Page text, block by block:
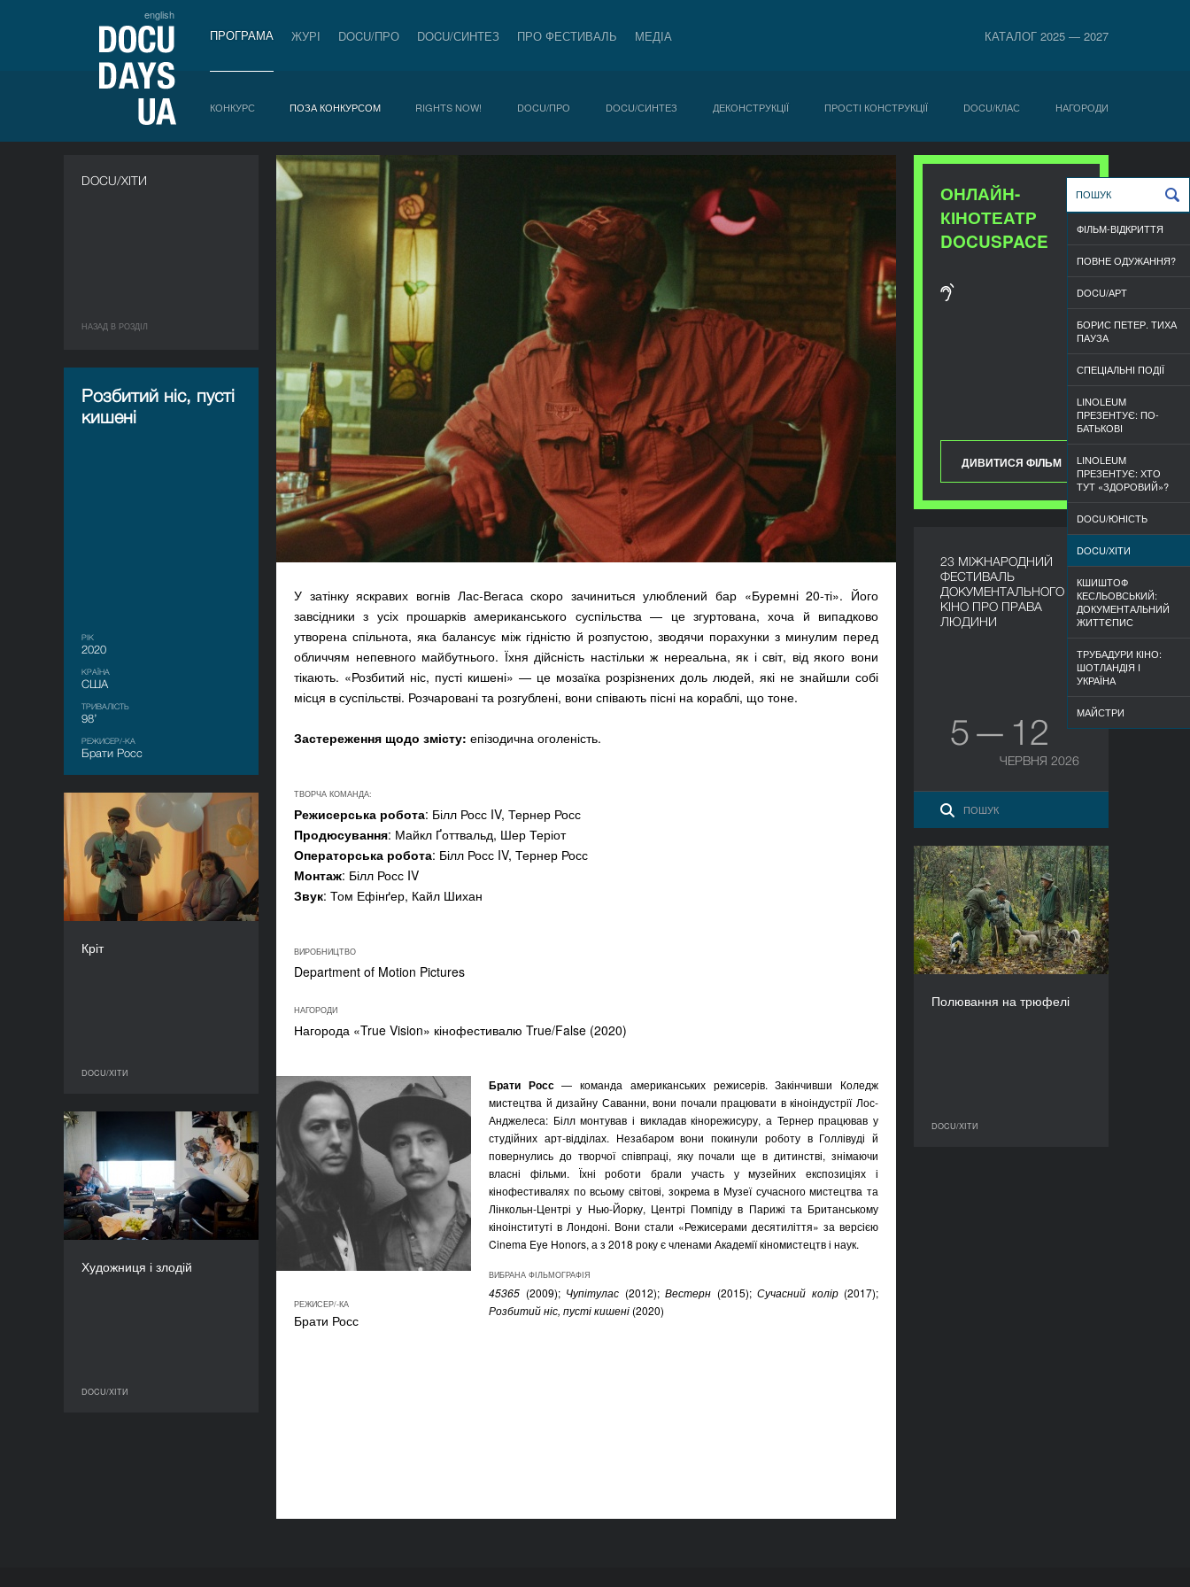
english
ПРОГРАМА ЖУРІ DOCU/ПРО DOCU/СИНТЕЗ ПРО ФЕСТИВАЛЬ МЕДІА КАТАЛОГ 2025 — 2027
КОНКУРС ПОЗА КОНКУРСОМ RIGHTS NOW! DOCU/ПРО DOCU/СИНТЕЗ ДЕКОНСТРУКЦІЇ ПРОСТІ КОНСТРУКЦІЇ DOCU/КЛАС НАГОРОДИ
DOCU/ХІТИ
НАЗАД В РОЗДIЛ
Розбитий ніс, пусті
кишені
РІК
2020
КРАЇНА
США
ТРИВАЛІСТЬ
98’
РЕЖИСЕР/-КА
Брати Росс
У затінку яскравих вогнів Лас-Вегаса скоро зачиниться улюблений бар «Буремні 20-ті». Його
завсідники з усіх прошарків американського суспільства — це згуртована, хоча й випадково
утворена спільнота, яка балансує між гідністю й розпустою, зводячи порахунки з минулим перед
обличчям непевного майбутнього. Їхня дійсність настільки ж нереальна, як і світ, від якого вони
тікають. «Розбитий ніс, пусті кишені» — це мозаїка розрізнених доль людей, які не знайшли собі
місця в суспільстві. Розчаровані та розгублені, вони співають пісні на кораблі, що тоне.
Застереження щодо змісту: епізодична оголеність.
ТВОРЧА КОМАНДА:
Режисерська робота: Білл Росс IV, Тернер Росс
Продюсування: Майкл Ґоттвальд, Шер Теріот
Операторська робота: Білл Росс IV, Тернер Росс
Монтаж: Білл Росс IV
Звук: Том Ефінґер, Кайл Шихан
ВИРОБНИЦТВО
Department of Motion Pictures
НАГОРОДИ
Нагорода «True Vision» кінофестивалю True/False (2020)
РЕЖИСЕР/-КА
Брати Росс
Брати Росс— команда американських режисерів. Закінчивши Коледж
мистецтва й дизайну Саванни, вони почали працювати в кіноіндустрії Лос-
Анджелеса: Білл монтував і викладав кінорежисуру, а Тернер працював у
студійних арт-відділах. Незабаром вони покинули роботу в Голлівуді й
повернулись до творчої співпраці, яку почали ще в дитинстві, знімаючи
власні фільми. Їхні роботи брали участь у музейних експозиціях і
кінофестивалях по всьому світові, зокрема в Музеї сучасного мистецтва та
Лінкольн-Центрі у Нью-Йорку, Центрі Помпіду в Парижі та Британському
кіноінституті в Лондоні. Вони стали «Режисерами десятиліття» за версією
Cinema Eye Honors, а з 2018 року є членами Академії кіномистецтв і наук.
ВИБРАНА ФІЛЬМОГРАФІЯ
45365 (2009); Чупітулас (2012); Вестерн (2015); Сучасний колір(2017);
Розбитий ніс, пусті кишені (2020)
ОНЛАЙН-
КІНОТЕАТР
DOCUSPACE
ДИВИТИСЯ ФІЛЬМ
23 МІЖНАРОДНИЙ
ФЕСТИВАЛЬ
ДОКУМЕНТАЛЬНОГО
КІНО ПРО ПРАВА
ЛЮДИНИ
5 — 12
ЧЕРВНЯ 2026
Кріт
DOCU/ХІТИ
Кріт
РІК
2020
КРАЇНА
Чилі, США, Німеччина,
Нідерланди, Іспанія
Полювання на трюфелі
DOCU/ХІТИ
Полювання на трюфелі
РІК
2020
КРАЇНА
Італія, США, Греція
РЕЖИСЕР(К)И
Кершоу
Художниця і злодій
DOCU/ХІТИ
Художниця і злодій
РІК
2020
КРАЇНА
Норвегія
РЕЖИСЕР/-КА
ФІЛЬМ-ВІДКРИТТЯ
ПОВНЕ ОДУЖАННЯ?
DOCU/АРТ
БОРИС ПЕТЕР. ТИХА
ПАУЗА
СПЕЦІАЛЬНІ ПОДІЇ
LINOLEUM
ПРЕЗЕНТУЄ: ПО-
БАТЬКОВІ
LINOLEUM
ПРЕЗЕНТУЄ: ХТО
ТУТ «ЗДОРОВИЙ»?
DOCU/ЮНІСТЬ
DOCU/ХІТИ
КШИШТОФ
КЕСЛЬОВСЬКИЙ:
ДОКУМЕНТАЛЬНИЙ
ЖИТТЄПИС
ТРУБАДУРИ КІНО:
ШОТЛАНДІЯ І
УКРАЇНА
МАЙСТРИ